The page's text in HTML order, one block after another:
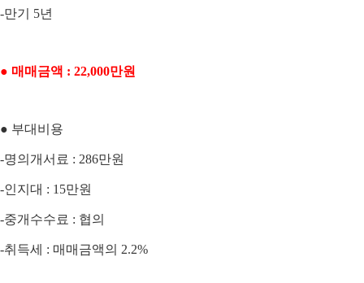
-만기 5년
● 매매금액 : 22,000만원
● 부대비용
-명의개서료 : 286만원
-인지대 : 15만원
-중개수수료 : 협의
-취득세 : 매매금액의 2.2%